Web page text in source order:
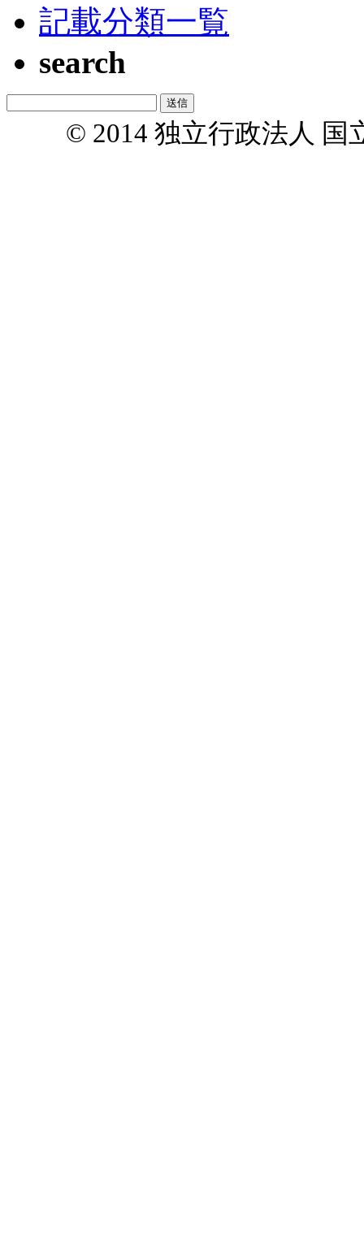
記載分類一覧
search
© 2014 独立行政法人 国